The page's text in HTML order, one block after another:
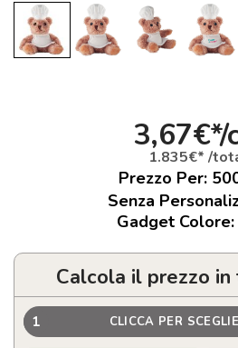
3,67€*/
1.835€* /
Prezzo Per:
Senza
Gadget Colore:
Calcola il prezzo
1 CLICCA PER